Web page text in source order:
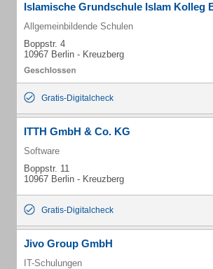
Islamische Grundschule Islam Kolleg
Allgemeinbildende Schulen
Boppstr. 4
10967 Berlin - Kreuzberg
Gratis-Digitalcheck
ITTH GmbH & Co. KG
Software
Boppstr. 11
10967 Berlin - Kreuzberg
Gratis-Digitalcheck
Jivo Group GmbH
IT-Schulungen